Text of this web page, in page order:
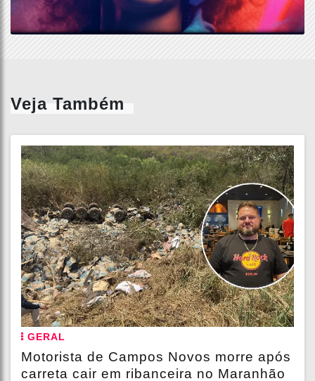
Veja Também
GERAL
Motorista de Campos Novos morre após
carreta cair em ribanceira no Maranhão